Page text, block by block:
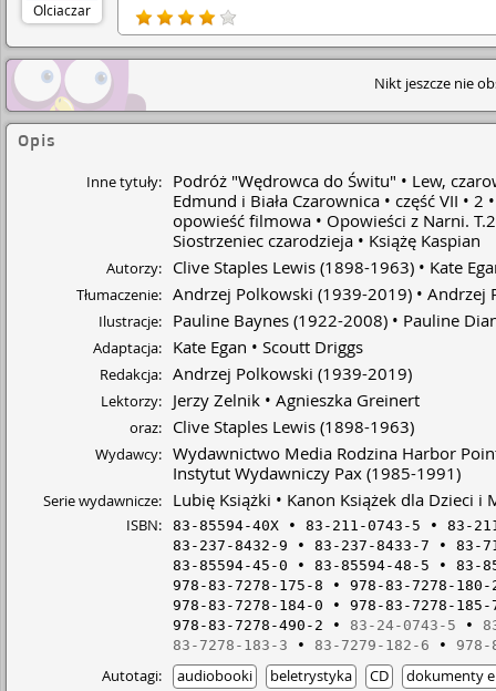
Olciaczar
Nikt jeszcze nie
Opis
Inne tytuły: Podróż "Wędrowca do Świtu"
Lew,
Edmund i Biała Czarownica
część VII
2
opowieść filmowa
Opowieści z Narni. T.2
Siostrzeniec czarodzieja
Książę Kaspian
Autorzy: Clive Staples Lewis (1898-1963) Kate
Tłumaczenie: Andrzej Polkowski (1939-2019) Andrzej
Ilustracje: Pauline Baynes (1922-2008) Pauline
Adaptacja: Kate Egan Scoutt Driggs
Redakcja: Andrzej Polkowski (1939-2019)
Lektorzy: Jerzy Zelnik Agnieszka Greinert
oraz: Clive Staples Lewis (1898-1963)
Wydawcy: Wydawnictwo Media Rodzina Harbor
Instytut Wydawniczy Pax (1985-1991)
Serie wydawnicze: Lubię Książki Kanon Książek dla Dzieci i
ISBN: 83-85594-40X 83-211-0743-5
83-
83-237-8432-9
83-237-8433-7
83-
83-85594-45-0
83-85594-48-5
83-
978-83-7278-175-8
978-83-7278-180-
978-83-7278-184-0
978-83-7278-185-
978-83-7278-490-2
83-24-0743-5
83-7278-183-3
83-7279-182-6 978-
Autotagi: audiobooki beletrystyka CD
dokumenty